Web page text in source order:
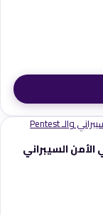
الأمن السيبراني